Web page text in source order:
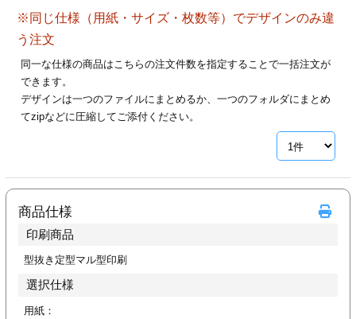
ァイル印刷
印刷
印刷
リーブ印刷
加工
刷
カード印刷
フォルダー
ァイル印刷
※同じ仕様（用紙・サイズ・枚数等）でデザインのみ違
う注文
同一な仕様の商品はこちらの注文件数を指定することで一括注文が
できます。
デザインは一つのファイルにまとめるか、一つのフォルダにまとめ
てzipなどに圧縮してご添付ください。
商品仕様
印刷商品
型抜き定型マル型印刷
選択仕様
用紙：